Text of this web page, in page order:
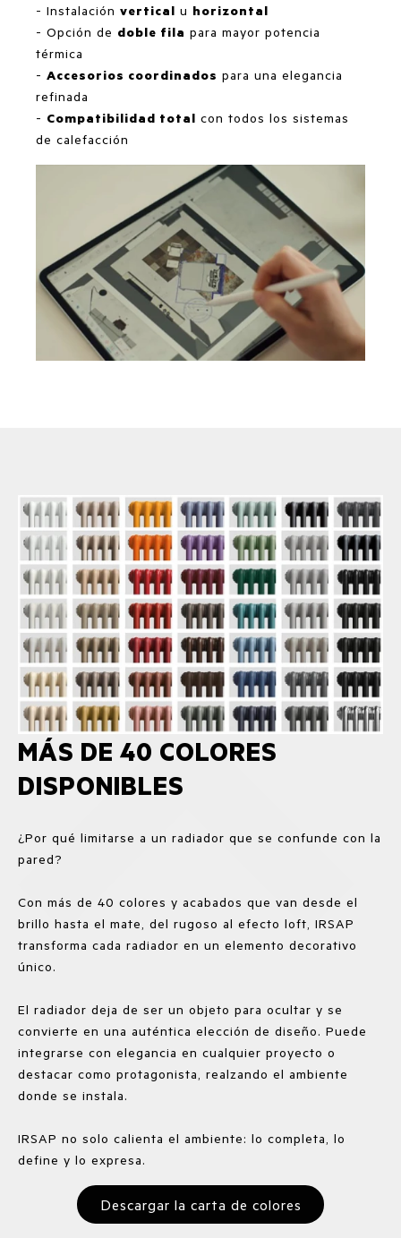
- Instalación vertical u horizontal
- Opción de doble fila para mayor potencia
térmica
- Accesorios coordinados para una elegancia
refinada
- Compatibilidad total con todos los sistemas
de calefacción
MÁS DE 40 COLORES
DISPONIBLES
¿Por qué limitarse a un radiador que se confunde con la
pared?
Con más de 40 colores y acabados que van desde el
brillo hasta el mate, del rugoso al efecto loft, IRSAP
transforma cada radiador en un elemento decorativo
único.
El radiador deja de ser un objeto para ocultar y se
convierte en una auténtica elección de diseño. Puede
integrarse con elegancia en cualquier proyecto o
destacar como protagonista, realzando el ambiente
donde se instala.
IRSAP no solo calienta el ambiente: lo completa, lo
define y lo expresa.
Descargar la carta de colores